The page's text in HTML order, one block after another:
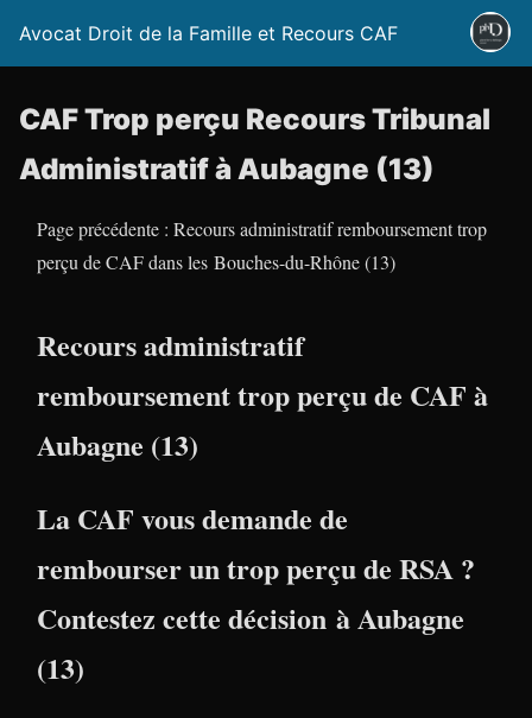
Avocat Droit de la Famille et Recours CAF
CAF Trop perçu Recours Tribunal
Administratif à Aubagne (13)
Page précédente : Recours administratif remboursement trop
perçu de CAF dans les Bouches-du-Rhône (13)
Recours administratif
remboursement trop perçu de CAF à
Aubagne (13)
La CAF vous demande de
rembourser un trop perçu de RSA ?
Contestez cette décision à Aubagne
(13)